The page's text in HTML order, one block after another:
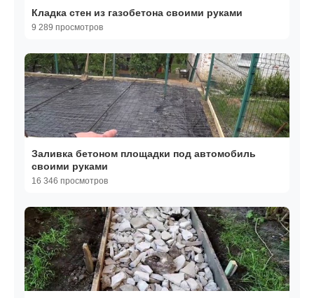
Кладка стен из газобетона своими руками
9 289 просмотров
Заливка бетоном площадки под автомобиль
своими руками
16 346 просмотров